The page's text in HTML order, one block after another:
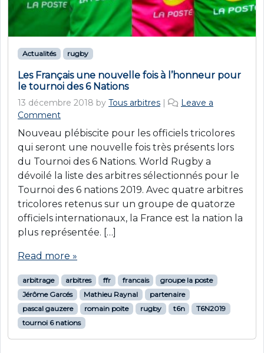
Actualités rugby
Les Français une nouvelle fois à l’honneur pour
le tournoi des 6 Nations
13 décembre 2018 by Tous arbitres |
Leave a
Comment
Nouveau plébiscite pour les officiels tricolores
qui seront une nouvelle fois très présents lors
du Tournoi des 6 Nations. World Rugby a
dévoilé la liste des arbitres sélectionnés pour le
Tournoi des 6 nations 2019. Avec quatre arbitres
tricolores retenus sur un groupe de quatorze
officiels internationaux, la France est la nation la
plus représentée. […]
Read more »
arbitrage arbitres ffr francais
groupe la poste
Jérôme Garcés
Mathieu Raynal
partenaire
pascal gauzere
romain poite rugby t6n
T6N2019
tournoi 6 nations